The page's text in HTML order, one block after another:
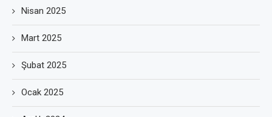
Nisan 2025
Mart 2025
Şubat 2025
Ocak 2025